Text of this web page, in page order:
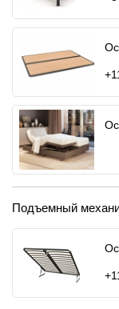
+
Подъемный
+